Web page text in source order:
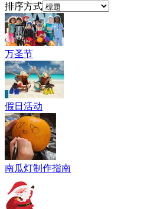
排序方式
万圣节
假日活动
南瓜灯制作指南